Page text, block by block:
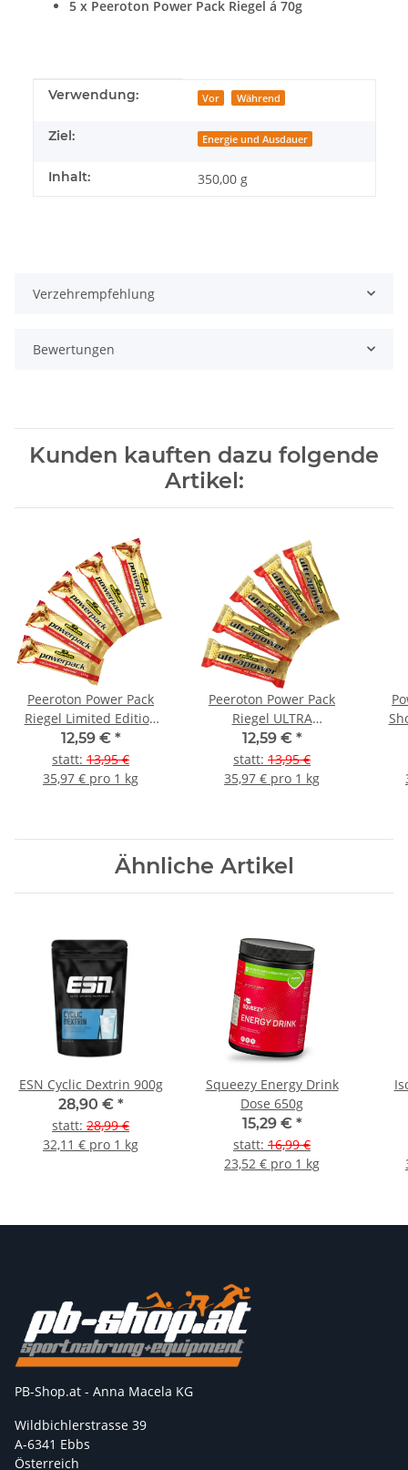
5 x Peeroton Power Pack Riegel á 70g
Produkteigenschaft
Wert
Verwendung: Vor Während
Ziel: Energie und Ausdauer
Inhalt: 350,00 g
Verzehrempfehlung
Bewertungen
Kunden kauften dazu folgende
Artikel:
Peeroton Power Pack
Riegel Limited Edition
5er Pack Apfelstrudel
12,59 € *
statt: 13,95 €
35,97 € pro 1 kg
Peeroton Power Pack
Riegel ULTRA
Fruchjoghurt mit
Koffein&Taurin 5er Pack
12,59 € *
statt: 13,95 €
35,97 € pro 1 kg
Ähnliche Artikel
ESN Cyclic Dextrin 900g
28,90 € *
statt: 28,99 €
32,11 € pro 1 kg
Squeezy Energy Drink
Dose 650g
15,29 € *
statt: 16,99 €
23,52 € pro 1 kg
PB-Shop.at - Anna Macela KG
Wildbichlerstrasse 39
A-6341 Ebbs
Österreich